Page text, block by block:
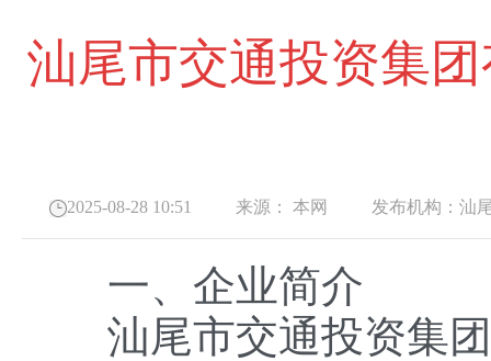
汕尾市交通投资集
2025-08-28 10:51 来源： 本网 发布机构： 汕
一、企业简介
汕尾市交通投资集团